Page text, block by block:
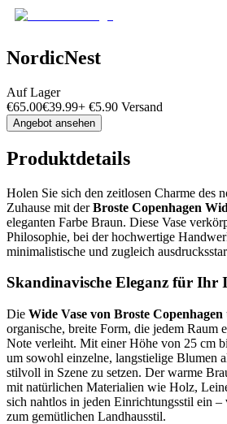
NordicNest
Auf Lager
€65.00€39.99+ €5.90 Versand
Angebot ansehen
Produktdetails
Holen Sie sich den zeitlosen Charme des
Zuhause mit derBroste Copenhagen
eleganten Farbe Braun. Diese Vase
Philosophie, bei der hochwertige
minimalistische und zugleich
Skandinavische Eleganz für Ihr
Die Wide Vase von Broste Copenhagen
organische, breite Form, die jedem Raum
Note verleiht. Mit einer Höhe von 25 cm
um sowohl einzelne, langstielige Blumen
stilvoll in Szene zu setzen. Der warme
mit natürlichen Materialien wie Holz,
sich nahtlos in jeden Einrichtungsstil ein
zum gemütlichen Landhausstil.